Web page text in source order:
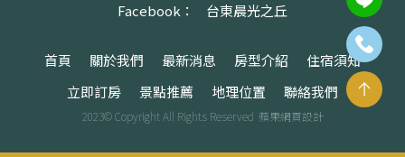
Facebook：
台東晨光之丘
首頁 關於我們 最新消息 房型介紹
住宿須知
立即訂房
景點推薦 地理位置 聯絡我們
2023© Copyright All Rights Reserved 蘋果網頁設計